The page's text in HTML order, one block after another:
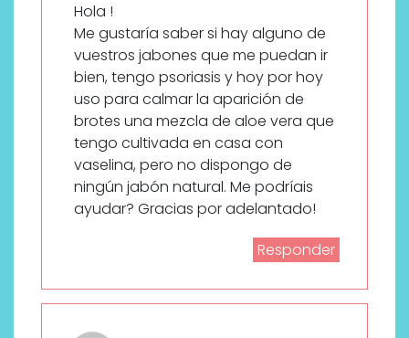
Hola !
Me gustaría saber si hay alguno de
vuestros jabones que me puedan ir
bien, tengo psoriasis y hoy por hoy
uso para calmar la aparición de
brotes una mezcla de aloe vera que
tengo cultivada en casa con
vaselina, pero no dispongo de
ningún jabón natural. Me podríais
ayudar? Gracias por adelantado!
Responder